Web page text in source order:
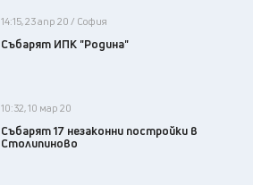
14:15, 23 апр 20 / София
Събарят ИПК "Родина"
10:32, 10 мар 20
Събарят 17 незаконни постройки в
Столипиново